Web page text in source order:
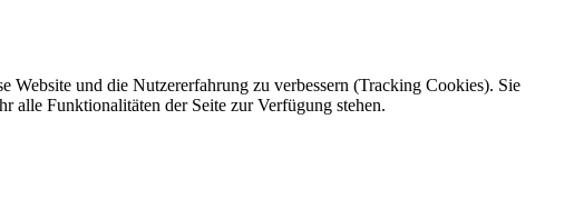
Website und die Nutzererfahrung zu verbessern (Tracking Cookies). Sie
alle Funktionalitäten der Seite zur Verfügung stehen.